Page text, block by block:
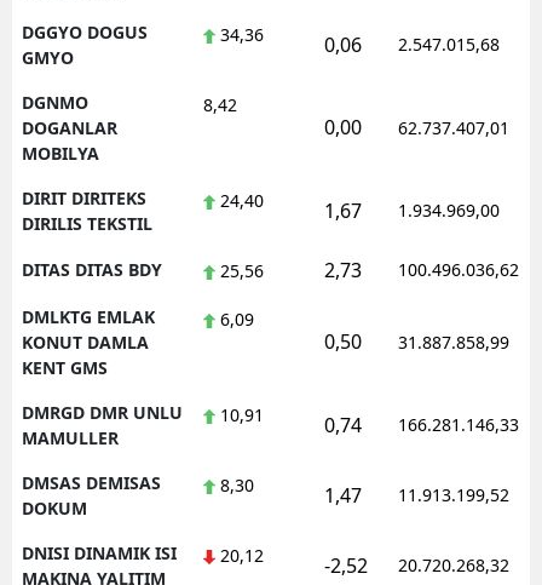
DGGYO DOGUS
GMYO
34,36 0,06 2.547.015,68
DGNMO
DOGANLAR
MOBILYA
8,42
0,00 62.737.407,01
DIRIT DIRITEKS
DIRILIS TEKSTIL
24,40 1,67 1.934.969,00
DITAS DITAS BDY 25,56 2,73 100.496.036,62
DMLKTG EMLAK
KONUT DAMLA
KENT GMS
6,09
0,50 31.887.858,99
DMRGD DMR UNLU
MAMULLER
10,91 0,74 166.281.146,33
DMSAS DEMISAS
DOKUM
8,30 1,47 11.913.199,52
DNISI DINAMIK ISI
MAKINA YALITIM
20,12 -2,52 20.720.268,32